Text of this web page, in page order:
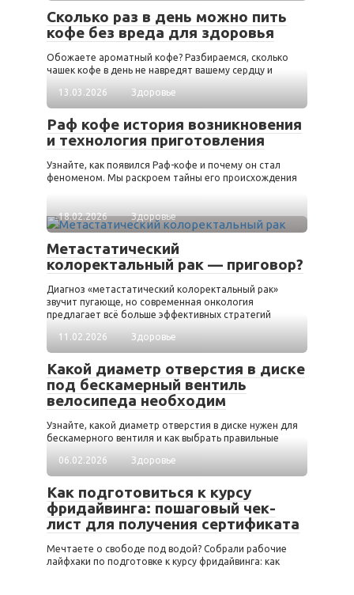
Сколько раз в день можно пить
кофе без вреда для здоровья
Обожаете ароматный кофе? Разбираемся, сколько
чашек кофе в день не навредят вашему сердцу и
13.03.2026 Здоровье
Раф кофе история возникновения
и технология приготовления
Узнайте, как появился Раф-кофе и почему он стал
феноменом. Мы раскроем тайны его происхождения
18.02.2026 Здоровье
Метастатический
колоректальный рак — приговор?
Диагноз «метастатический колоректальный рак»
звучит пугающе, но современная онкология
предлагает всё больше эффективных стратегий
11.02.2026 Здоровье
Какой диаметр отверстия в диске
под бескамерный вентиль
велосипеда необходим
Узнайте, какой диаметр отверстия в диске нужен для
бескамерного вентиля и как выбрать правильные
06.02.2026 Здоровье
Как подготовиться к курсу
фридайвинга: пошаговый чек-
лист для получения сертификата
Мечтаете о свободе под водой? Собрали рабочие
лайфхаки по подготовке к курсу фридайвинга: как